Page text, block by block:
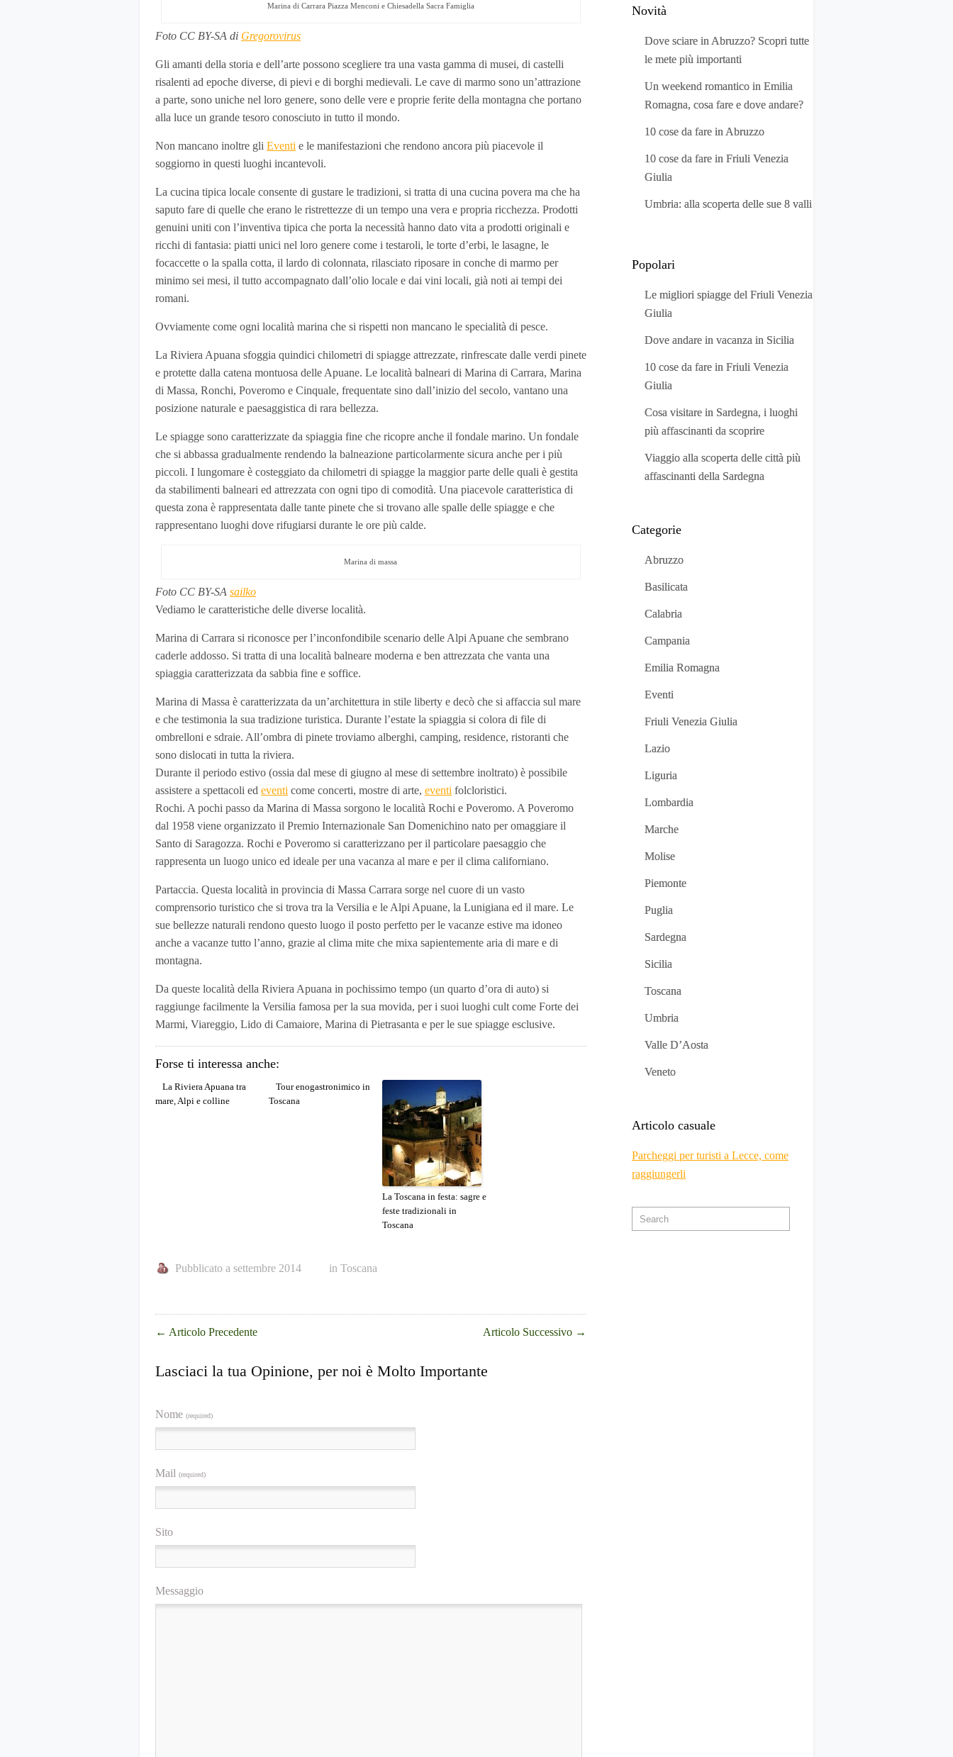
Marina di Carrara Piazza Menconi e Chiesadella Sacra Famiglia
Foto CC BY-SA di Gregorovirus
Gli amanti della storia e dell’arte possono scegliere tra una vasta gamma di musei, di castelli
risalenti ad epoche diverse, di pievi e di borghi medievali. Le cave di marmo sono un’attrazione
a parte, sono uniche nel loro genere, sono delle vere e proprie ferite della montagna che portano
alla luce un grande tesoro conosciuto in tutto il mondo.
Non mancano inoltre gli Eventi e le manifestazioni che rendono ancora più piacevole il
soggiorno in questi luoghi incantevoli.
La cucina tipica locale consente di gustare le tradizioni, si tratta di una cucina povera ma che ha
saputo fare di quelle che erano le ristrettezze di un tempo una vera e propria ricchezza. Prodotti
genuini uniti con l’inventiva tipica che porta la necessità hanno dato vita a prodotti originali e
ricchi di fantasia: piatti unici nel loro genere come i testaroli, le torte d’erbi, le lasagne, le
focaccette o la spalla cotta, il lardo di colonnata, rilasciato riposare in conche di marmo per
minimo sei mesi, il tutto accompagnato dall’olio locale e dai vini locali, già noti ai tempi dei
romani.
Ovviamente come ogni località marina che si rispetti non mancano le specialità di pesce.
La Riviera Apuana sfoggia quindici chilometri di spiagge attrezzate, rinfrescate dalle verdi pinete
e protette dalla catena montuosa delle Apuane. Le località balneari di Marina di Carrara, Marina
di Massa, Ronchi, Poveromo e Cinquale, frequentate sino dall’inizio del secolo, vantano una
posizione naturale e paesaggistica di rara bellezza.
Le spiagge sono caratterizzate da spiaggia fine che ricopre anche il fondale marino. Un fondale
che si abbassa gradualmente rendendo la balneazione particolarmente sicura anche per i più
piccoli. I lungomare è costeggiato da chilometri di spiagge la maggior parte delle quali è gestita
da stabilimenti balneari ed attrezzata con ogni tipo di comodità. Una piacevole caratteristica di
questa zona è rappresentata dalle tante pinete che si trovano alle spalle delle spiagge e che
rappresentano luoghi dove rifugiarsi durante le ore più calde.
Marina di massa
Foto CC BY-SA sailko
Vediamo le caratteristiche delle diverse località.
Marina di Carrara si riconosce per l’inconfondibile scenario delle Alpi Apuane che sembrano
caderle addosso. Si tratta di una località balneare moderna e ben attrezzata che vanta una
spiaggia caratterizzata da sabbia fine e soffice.
Marina di Massa è caratterizzata da un’architettura in stile liberty e decò che si affaccia sul mare
e che testimonia la sua tradizione turistica. Durante l’estate la spiaggia si colora di file di
ombrelloni e sdraie. All’ombra di pinete troviamo alberghi, camping, residence, ristoranti che
sono dislocati in tutta la riviera.
Durante il periodo estivo (ossia dal mese di giugno al mese di settembre inoltrato) è possibile
assistere a spettacoli ed eventi come concerti, mostre di arte, eventi folcloristici.
Rochi. A pochi passo da Marina di Massa sorgono le località Rochi e Poveromo. A Poveromo
dal 1958 viene organizzato il Premio Internazionale San Domenichino nato per omaggiare il
Santo di Saragozza. Rochi e Poveromo si caratterizzano per il particolare paesaggio che
rappresenta un luogo unico ed ideale per una vacanza al mare e per il clima californiano.
Partaccia. Questa località in provincia di Massa Carrara sorge nel cuore di un vasto
comprensorio turistico che si trova tra la Versilia e le Alpi Apuane, la Lunigiana ed il mare. Le
sue bellezze naturali rendono questo luogo il posto perfetto per le vacanze estive ma idoneo
anche a vacanze tutto l’anno, grazie al clima mite che mixa sapientemente aria di mare e di
montagna.
Da queste località della Riviera Apuana in pochissimo tempo (un quarto d’ora di auto) si
raggiunge facilmente la Versilia famosa per la sua movida, per i suoi luoghi cult come Forte dei
Marmi, Viareggio, Lido di Camaiore, Marina di Pietrasanta e per le sue spiagge esclusive.
Forse ti interessa anche:
La Riviera Apuana tra
mare, Alpi e colline
Tour enogastronimico in
Toscana
La Toscana in festa: sagre e
feste tradizionali in
Toscana
Pubblicato a settembre 2014 in Toscana
← Articolo Precedente Articolo Successivo →
Lasciaci la tua Opinione, per noi è Molto Importante
Nome (required)
Mail (required)
Sito
Messaggio
Novità
Dove sciare in Abruzzo? Scopri tutte
le mete più importanti
Un weekend romantico in Emilia
Romagna, cosa fare e dove andare?
10 cose da fare in Abruzzo
10 cose da fare in Friuli Venezia
Giulia
Umbria: alla scoperta delle sue 8 valli
Popolari
Le migliori spiagge del Friuli Venezia
Giulia
Dove andare in vacanza in Sicilia
10 cose da fare in Friuli Venezia
Giulia
Cosa visitare in Sardegna, i luoghi
più affascinanti da scoprire
Viaggio alla scoperta delle città più
affascinanti della Sardegna
Categorie
Abruzzo
Basilicata
Calabria
Campania
Emilia Romagna
Eventi
Friuli Venezia Giulia
Lazio
Liguria
Lombardia
Marche
Molise
Piemonte
Puglia
Sardegna
Sicilia
Toscana
Umbria
Valle D’Aosta
Veneto
Articolo casuale
Parcheggi per turisti a Lecce, come
raggiungerli